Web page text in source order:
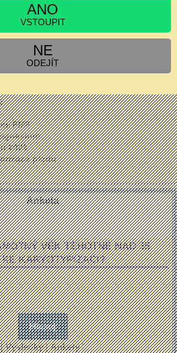
ANO
VSTOUPIT
NE
ODEJÍT
FMF
2026
plodu
6552 | Komentáře:
Anketa
VĚK TĚHOTNÉ NAD 35
KARYOTYPIZACI?
[Výsledky|Ankety]